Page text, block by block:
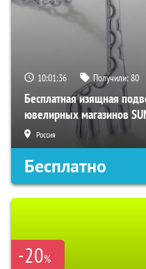
10:01:35 Получили:80
Бесплатная изящная
ювелирных магазинов
Россия
Бесплатно
-20%